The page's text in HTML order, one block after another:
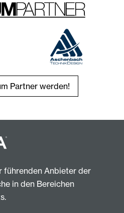
Partner werden!
führenden Anbieter der
in den Bereichen